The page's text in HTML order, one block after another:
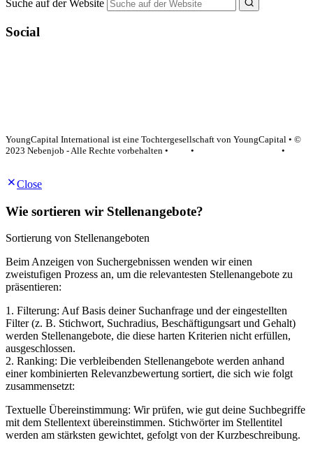
Suche auf der Website
Social
YoungCapital International ist eine Tochtergesellschaft von YoungCapital • ©
2023 Nebenjob - Alle Rechte vorbehalten •
•
•
Close
Wie sortieren wir Stellenangebote?
Sortierung von Stellenangeboten
Beim Anzeigen von Suchergebnissen wenden wir einen
zweistufigen Prozess an, um die relevantesten Stellenangebote zu
präsentieren:
1. Filterung: Auf Basis deiner Suchanfrage und der eingestellten
Filter (z. B. Stichwort, Suchradius, Beschäftigungsart und Gehalt)
werden Stellenangebote, die diese harten Kriterien nicht erfüllen,
ausgeschlossen.
2. Ranking: Die verbleibenden Stellenangebote werden anhand
einer kombinierten Relevanzbewertung sortiert, die sich wie folgt
zusammensetzt:
Textuelle Übereinstimmung: Wir prüfen, wie gut deine Suchbegriffe
mit dem Stellentext übereinstimmen. Stichwörter im Stellentitel
werden am stärksten gewichtet, gefolgt von der Kurzbeschreibung.